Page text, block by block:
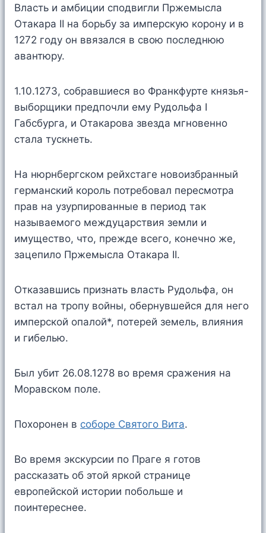
Власть и амбиции сподвигли Пржемысла
Отакара II на борьбу за имперскую корону и в
1272 году он ввязался в свою последнюю
авантюру.
1.10.1273, собравшиеся во Франкфурте князья-
выборщики предпочли ему Рудольфа I
Габсбурга, и Отакарова звезда мгновенно
стала тускнеть.
На нюрнбергском рейхстаге новоизбранный
германский король потребовал пересмотра
прав на узурпированные в период так
называемого междуцарствия земли и
имущество, что, прежде всего, конечно же,
зацепило Пржемысла Отакара II.
Отказавшись признать власть Рудольфа, он
встал на тропу войны, обернувшейся для него
имперской опалой*, потерей земель, влияния
и гибелью.
Был убит 26.08.1278 во время сражения на
Моравском поле.
Похоронен в соборе Святого Вита.
Во время экскурсии по Праге я готов
рассказать об этой яркой странице
европейской истории побольше и
поинтереснее.